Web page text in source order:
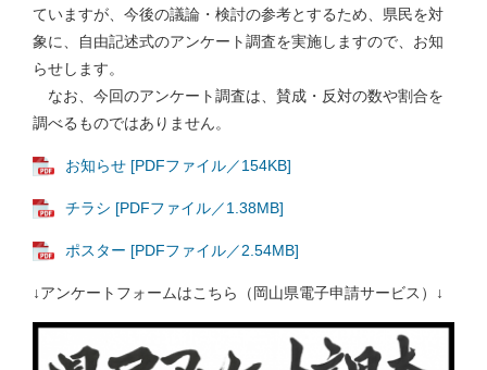
ていますが、今後の議論・検討の参考とするため、県民を対
象に、自由記述式のアンケート調査を実施しますので、お知
らせします。
なお、今回のアンケート調査は、賛成・反対の数や割合を
調べるものではありません。
お知らせ [PDFファイル／154KB]
チラシ [PDFファイル／1.38MB]
ポスター [PDFファイル／2.54MB]
↓アンケートフォームはこちら（岡山県電子申請サービス）↓